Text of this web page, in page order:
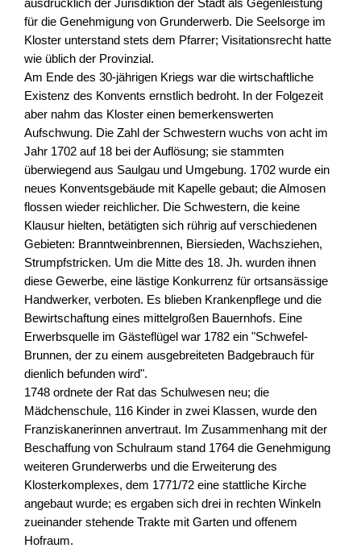
ausdrücklich der Jurisdiktion der Stadt als Gegenleistung
für die Genehmigung von Grunderwerb. Die Seelsorge im
Kloster unterstand stets dem Pfarrer; Visitationsrecht hatte
wie üblich der Provinzial.
Am Ende des 30-jährigen Kriegs war die wirtschaftliche
Existenz des Konvents ernstlich bedroht. In der Folgezeit
aber nahm das Kloster einen bemerkenswerten
Aufschwung. Die Zahl der Schwestern wuchs von acht im
Jahr 1702 auf 18 bei der Auflösung; sie stammten
überwiegend aus Saulgau und Umgebung. 1702 wurde ein
neues Konventsgebäude mit Kapelle gebaut; die Almosen
flossen wieder reichlicher. Die Schwestern, die keine
Klausur hielten, betätigten sich rührig auf verschiedenen
Gebieten: Branntweinbrennen, Biersieden, Wachsziehen,
Strumpfstricken. Um die Mitte des 18. Jh. wurden ihnen
diese Gewerbe, eine lästige Konkurrenz für ortsansässige
Handwerker, verboten. Es blieben Krankenpflege und die
Bewirtschaftung eines mittelgroßen Bauernhofs. Eine
Erwerbsquelle im Gästeflügel war 1782 ein "Schwefel-
Brunnen, der zu einem ausgebreiteten Badgebrauch für
dienlich befunden wird".
1748 ordnete der Rat das Schulwesen neu; die
Mädchenschule, 116 Kinder in zwei Klassen, wurde den
Franziskanerinnen anvertraut. Im Zusammenhang mit der
Beschaffung von Schulraum stand 1764 die Genehmigung
weiteren Grunderwerbs und die Erweiterung des
Klosterkomplexes, dem 1771/72 eine stattliche Kirche
angebaut wurde; es ergaben sich drei in rechten Winkeln
zueinander stehende Trakte mit Garten und offenem
Hofraum.